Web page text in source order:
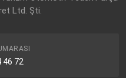
Ltd. Şti.
46 72